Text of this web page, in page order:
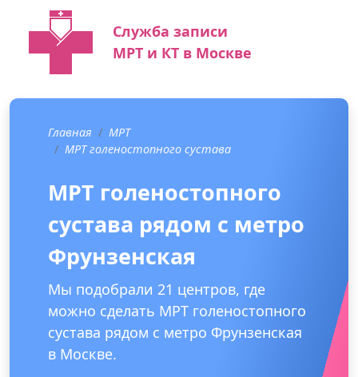
Служба записи
МРТ и КТ в Москве
Главная
МРТ
МРТ голеностопного сустава
МРТ голеностопного
сустава рядом с метро
Фрунзенская
Мы подобрали 21 центров, где
можно сделать МРТ голеностопного
сустава рядом с метро Фрунзенская
в Москве.